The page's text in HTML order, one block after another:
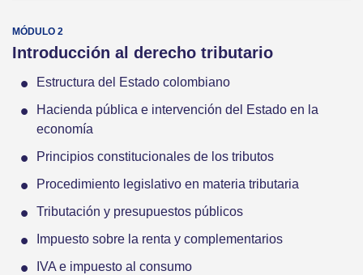
Introducción al derecho tributario
Estructura del Estado colombiano
Hacienda pública e intervención del Estado en la
economía
Principios constitucionales de los tributos
Procedimiento legislativo en materia tributaria
Tributación y presupuestos públicos
Impuesto sobre la renta y complementarios
IVA e impuesto al consumo